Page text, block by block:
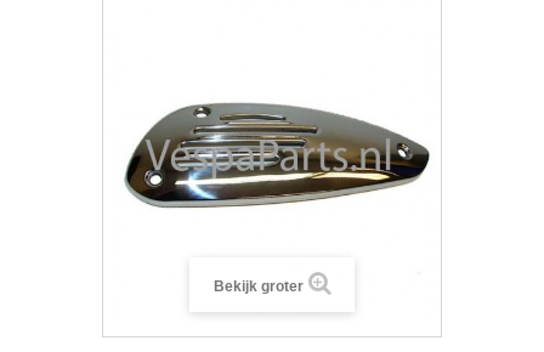
Bekijk groter